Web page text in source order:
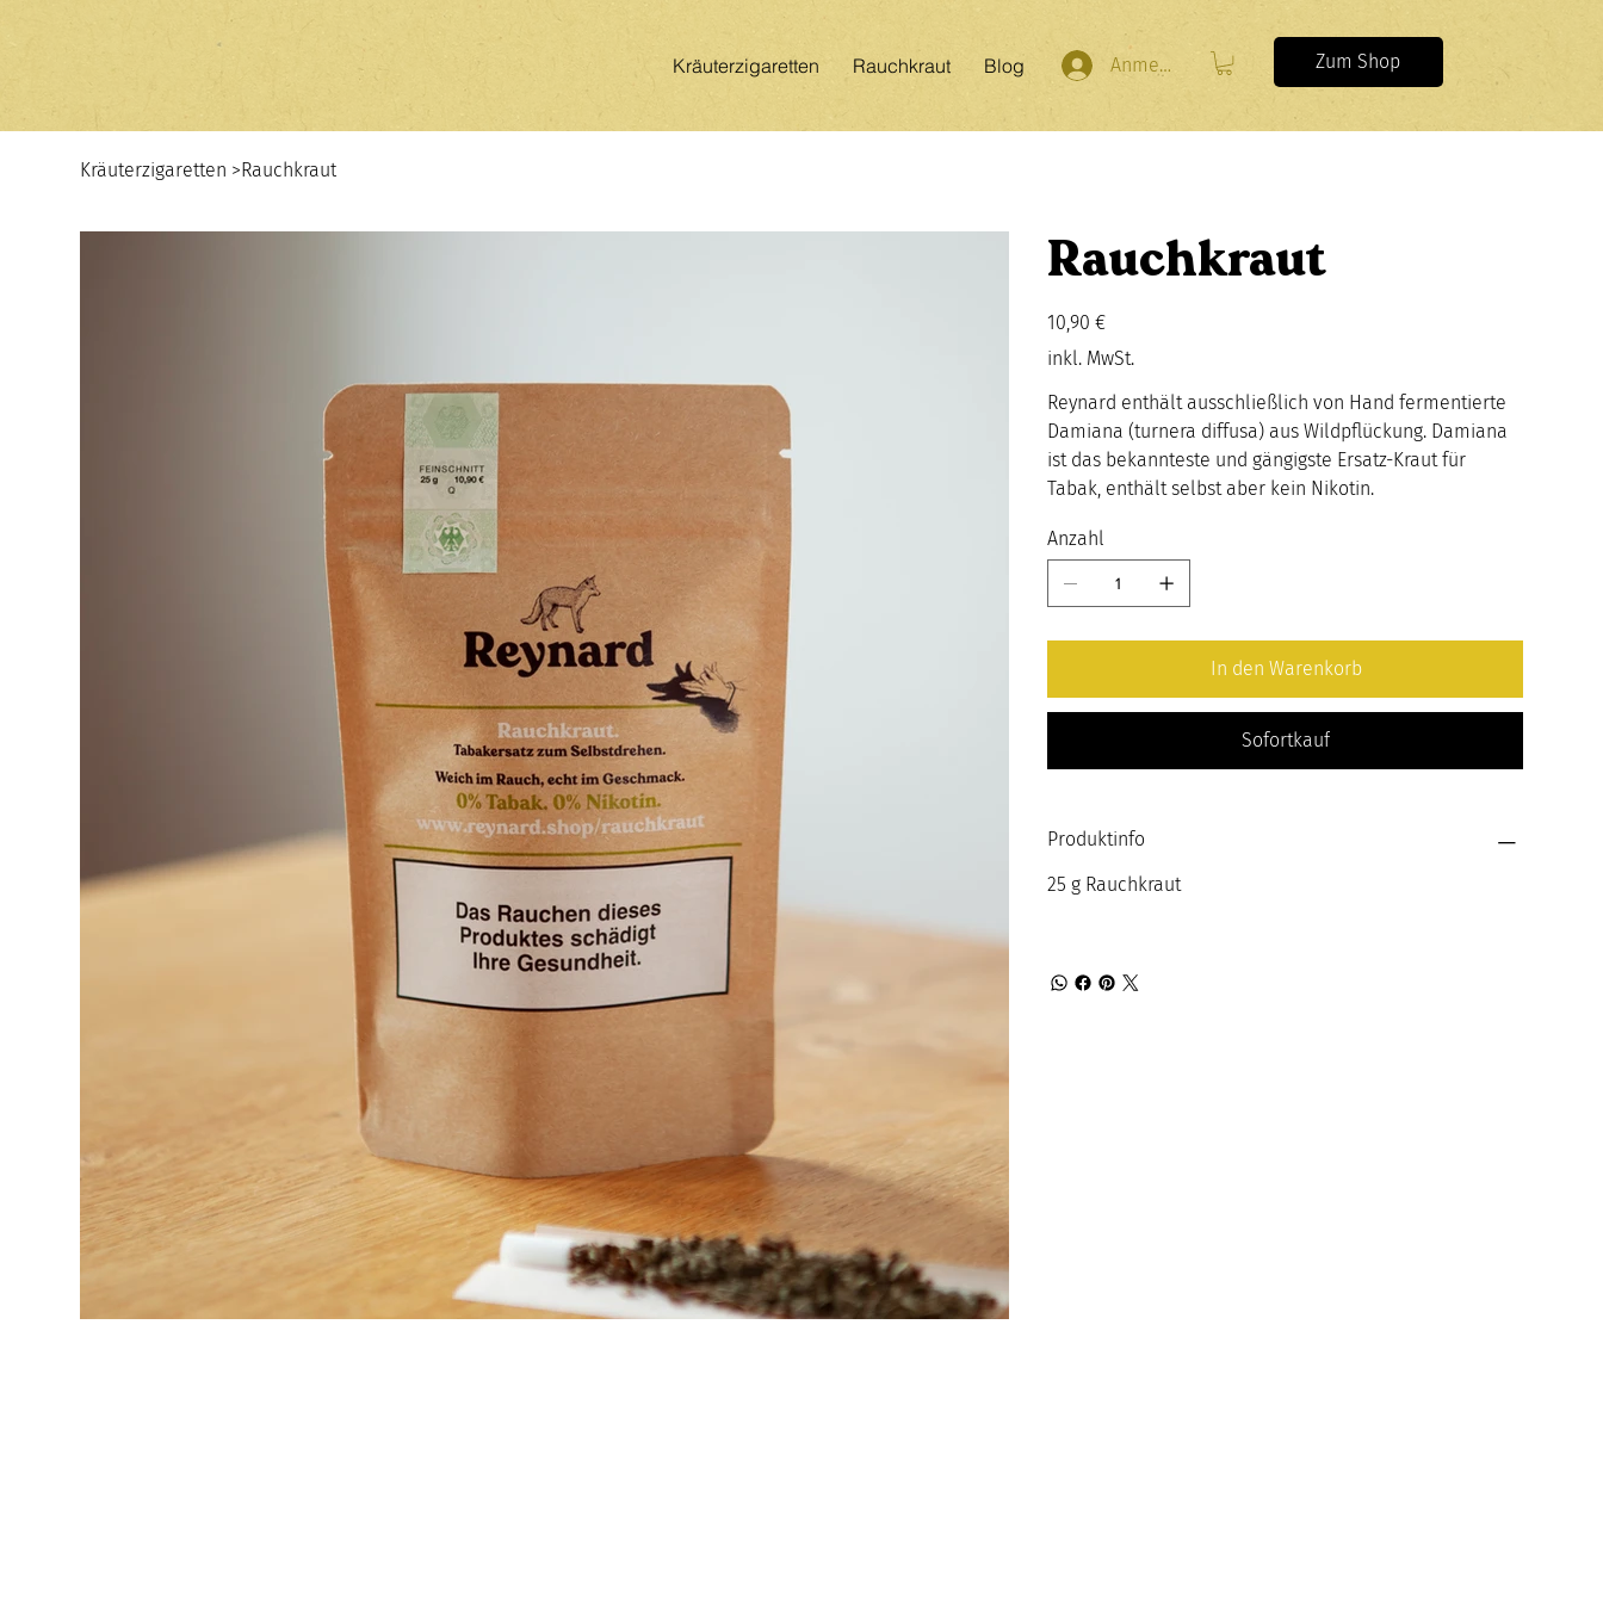
Kräuterzigaretten Rauchkraut Blog Anmelden Zum Shop
Kräuterzigaretten >Rauchkraut
Rauchkraut
Preis
10,90 €
inkl. MwSt.
Reynard enthält ausschließlich von Hand fermentierte
Damiana (turnera diffusa) aus Wildpflückung. Damiana
ist das bekannteste und gängigste Ersatz-Kraut für
Tabak, enthält selbst aber kein Nikotin.
Anzahl
In den Warenkorb
Sofortkauf
Produktinfo
25 g Rauchkraut